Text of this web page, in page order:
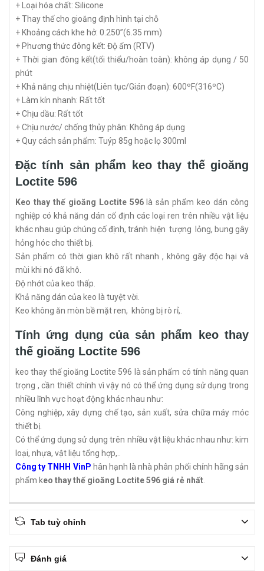
+ Loại hóa chất: Silicone
+ Thay thế cho gioăng định hình tại chỗ
+ Khoảng cách khe hở: 0.250”(6.35 mm)
+ Phương thức đông kết: Độ ẩm (RTV)
+ Thời gian đông kết(tối thiểu/hoàn toàn): không áp dụng / 50
phút
+ Khả năng chịu nhiệt(Liên tục/Gián đoạn): 600ºF(316ºC)
+ Làm kín nhanh: Rất tốt
+ Chịu dầu: Rất tốt
+ Chịu nước/ chống thủy phân: Không áp dụng
+ Quy cách sản phẩm: Tuýp 85g hoặc lọ 300ml
Đặc tính sản phẩm keo thay thế gioăng
Loctite 596
Keo thay thế gioăng Loctite 596là sản phẩm keo dán công
nghiệp có khả năng dán cố định các loại ren trên nhiều vật liệu
khác nhau giúp chúng cố định, tránh hiện tượng lỏng, bung gây
hỏng hóc cho thiết bị.
Sản phẩm có thời gian khô rất nhanh , không gây độc hại và
mùi khi nó đã khô.
Độ nhớt của keo thấp.
Khả năng dán của keo là tuyệt vời.
Keo không ăn mòn bề mặt ren, không bị rò rỉ,.
Tính ứng dụng của sản phẩm keo thay
thế gioăng Loctite 596
keo thay thế gioăng Loctite 596 là sản phẩm có tính năng quan
trọng , cần thiết chính vì vậy nó có thể ứng dụng sử dụng trong
nhiều lĩnh vực hoạt động khác nhau như:
Công nghiệp, xây dựng chế tạo, sản xuất, sửa chữa máy móc
thiết bị.
Có thể ứng dụng sử dụng trên nhiều vật liệu khác nhau như: kim
loại, nhựa, vật liệu tổng hợp,..
Công ty TNHH VinP hân hạnh là nhà phân phối chính hãng sản
phẩm keo thay thế gioăng Loctite 596 giá rẻ nhất
Tab tuỳ chỉnh
Đánh giá